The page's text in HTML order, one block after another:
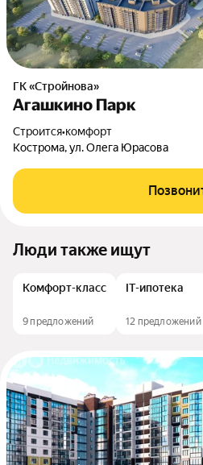
ГК «Стройнова»
Агашкино Парк
Строится•комфорт
Кострома, ул. Олега Юрасова
Люди также ищут
Комфорт-класс
9 предложений
IT-ипотека
12 предложений